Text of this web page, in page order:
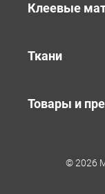
Клеевые
Ткани
Товары и
© 2026